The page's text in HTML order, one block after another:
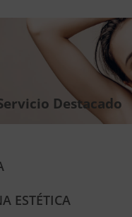
Destacado
ESTÉTICA